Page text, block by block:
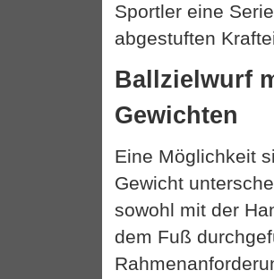
Sportler eine
abgestuften
Ballzielwurf
Gewichten
Eine Möglichkeit
Gewicht
sowohl mit der
dem Fuß